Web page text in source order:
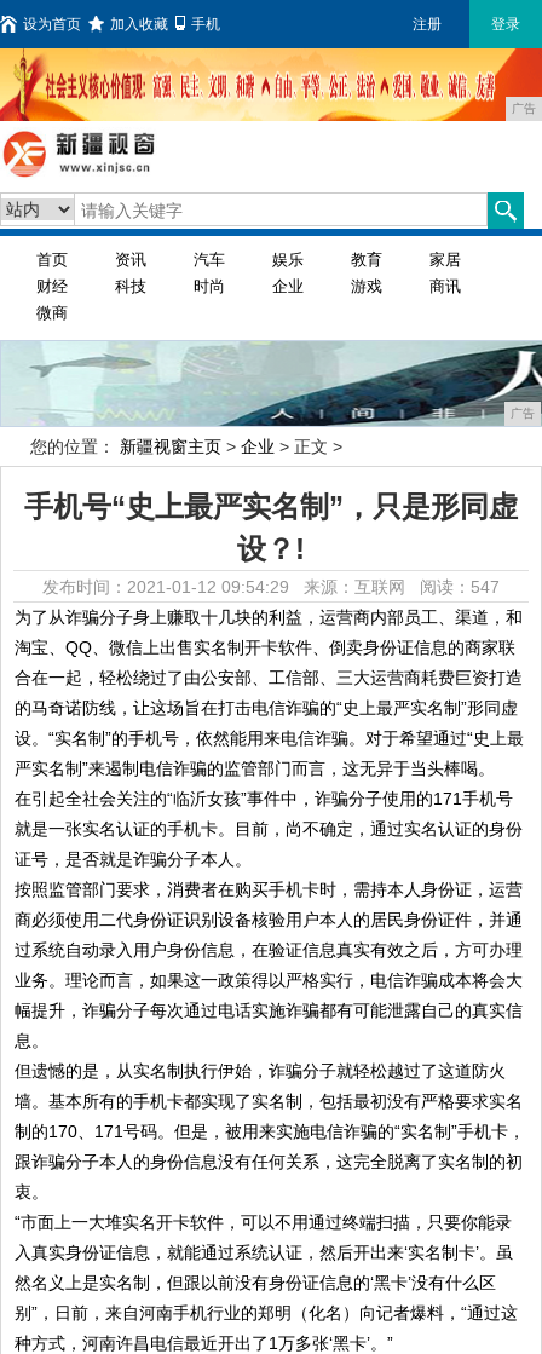
设为首页 加入收藏 手机 注册 登录
广告
首页 资讯 汽车 娱乐 教育
家居
财经
科技 时尚 企业 游戏
商讯
微商
广告
您的位置： 新疆视窗主页 > 企业 > 正文 >
手机号“史上最严实名制”，只是形同虚
设？!
发布时间：2021-01-12 09:54:29 来源：互联网 阅读：547
为了从诈骗分子身上赚取十几块的利益，运营商内部员工、渠道，和
淘宝、QQ、微信上出售实名制开卡软件、倒卖身份证信息的商家联
合在一起，轻松绕过了由公安部、工信部、三大运营商耗费巨资打造
的马奇诺防线，让这场旨在打击电信诈骗的“史上最严实名制”形同虚
设。“实名制”的手机号，依然能用来电信诈骗。对于希望通过“史上最
严实名制”来遏制电信诈骗的监管部门而言，这无异于当头棒喝。
在引起全社会关注的“临沂女孩”事件中，诈骗分子使用的171手机号
就是一张实名认证的手机卡。目前，尚不确定，通过实名认证的身份
证号，是否就是诈骗分子本人。
按照监管部门要求，消费者在购买手机卡时，需持本人身份证，运营
商必须使用二代身份证识别设备核验用户本人的居民身份证件，并通
过系统自动录入用户身份信息，在验证信息真实有效之后，方可办理
业务。理论而言，如果这一政策得以严格实行，电信诈骗成本将会大
幅提升，诈骗分子每次通过电话实施诈骗都有可能泄露自己的真实信
息。
但遗憾的是，从实名制执行伊始，诈骗分子就轻松越过了这道防火
墙。基本所有的手机卡都实现了实名制，包括最初没有严格要求实名
制的170、171号码。但是，被用来实施电信诈骗的“实名制”手机卡，
跟诈骗分子本人的身份信息没有任何关系，这完全脱离了实名制的初
衷。
“市面上一大堆实名开卡软件，可以不用通过终端扫描，只要你能录
入真实身份证信息，就能通过系统认证，然后开出来‘实名制卡’。虽
然名义上是实名制，但跟以前没有身份证信息的‘黑卡’没有什么区
别”，日前，来自河南手机行业的郑明（化名）向记者爆料，“通过这
种方式，河南许昌电信最近开出了1万多张‘黑卡’。”